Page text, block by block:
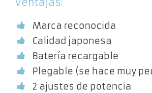
Marca reconocida
Calidad japonesa
Batería recargable
Plegable (se hace muy
2 ajustes de potencia